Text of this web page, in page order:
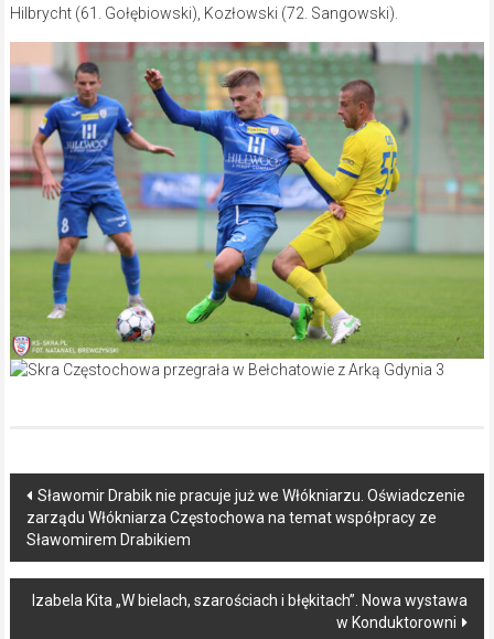
Hilbrycht (61. Gołębiowski), Kozłowski (72. Sangowski).
Post
navigation
Sławomir Drabik nie pracuje już we Włókniarzu. Oświadczenie
zarządu Włókniarza Częstochowa na temat współpracy ze
Sławomirem Drabikiem
Izabela Kita „W bielach, szarościach i błękitach”. Nowa wystawa
w Konduktorowni